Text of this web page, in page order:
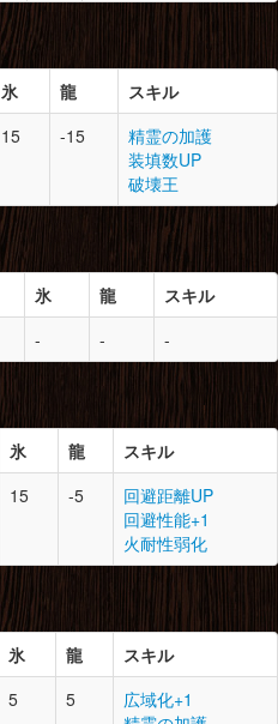
豪山龍の紅鱗×5
豪山龍の甲岩殻×6
ドラグライト鉱石×5
豪龍岩×3
豪山龍の紅鱗×6
豪山龍の腕甲×1
大地の龍玉×1
マカライト鉱石×3
キリンの皮×6
キリンのたてがみ×3
黒狼鳥の甲殻×3
電気袋×3
豪山龍の紅鱗×5
豪山龍の甲岩殻×6
ドラグライト鉱石×5
老山龍の降格×4
砕竜の頭殻×1
キリンの皮×3
ブヨブヨした皮×3
ゴム質の皮×2
ライトクリスタル×1
キリンの皮×5
キリンのたてがみ×2
怪鳥の甲殻×3
雷光虫×5
老山龍の甲殻×4
ドラグライト鉱石×3
鎧竜の甲殻×5
キリンの皮×7
キリンノ雷角×1
怪鳥の鱗×5
電気袋×3
氷 龍
スキル
15 -15
精霊の加護
装填数UP
破壊王
老山龍の角×1
老山龍の降格×4
砕竜の頭殻×1
老山龍の甲殻×4
紅蓮石×2
轟竜の頭殻×1
老山龍の大爪×1
火竜の翼膜×2
-
老山龍の大爪×3
老山龍の甲殻×5
雌火竜の棘×2
氷 龍
スキル
- - -
必要素材
丸鳥の羽×3
鉄鉱石×10
老山龍の甲殻×4
紅蓮石×2
轟竜の頭殻×1
老山龍の甲殻×3
老山龍の大爪×1
火竜の翼膜×2
老山龍の甲殻×3
老山龍の大爪×1
火竜の翼膜×2
老山龍の大爪×3
氷 龍
スキル
15 -5
回避距離UP
回避性能+1
火耐性弱化
エビの尾扇×1
エビの小殻×2
化け鮫のヒレ×2
のりこねバッタ×3
エビの小殻×2
エビの尾扇×1
氷 龍
スキル
5 5
広域化+1
必要素材